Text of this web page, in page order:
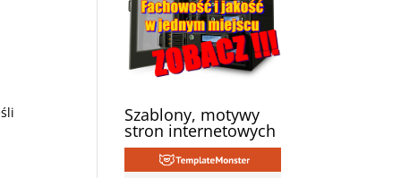
Szablony, motywy
stron internetowych